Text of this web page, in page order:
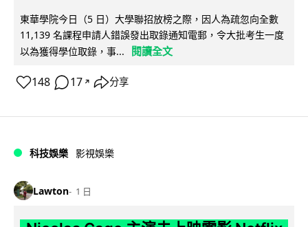
東華學院今日（5 日）大學聯招放榜之際，因人為疏忽向全數
11,139 名課程申請人錯誤發出取錄通知電郵，令大批考生一度
以為獲得學位取錄，事...
閱讀全文
148 17 ↗ 分享
科技娛樂 影視娛樂
Lawton 1 日